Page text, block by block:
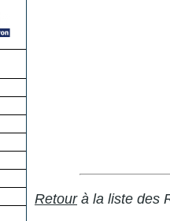
Retourà la liste des